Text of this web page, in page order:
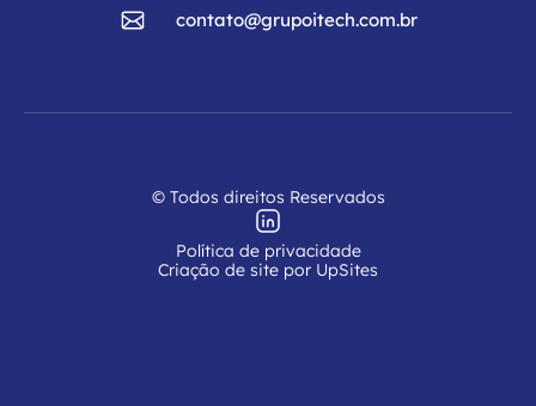
contato@grupoitech.com.br
© Todos direitos Reservados
Política de privacidade
Criação de site por UpSites